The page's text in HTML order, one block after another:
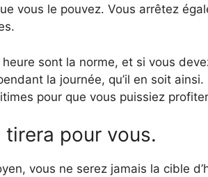
vous le pouvez. Vous arrêtez
heure sont la norme, et si vous
la journée, qu’il en soit
pour que vous puissiez
tirera pour vous.
vous ne serez jamais la cible